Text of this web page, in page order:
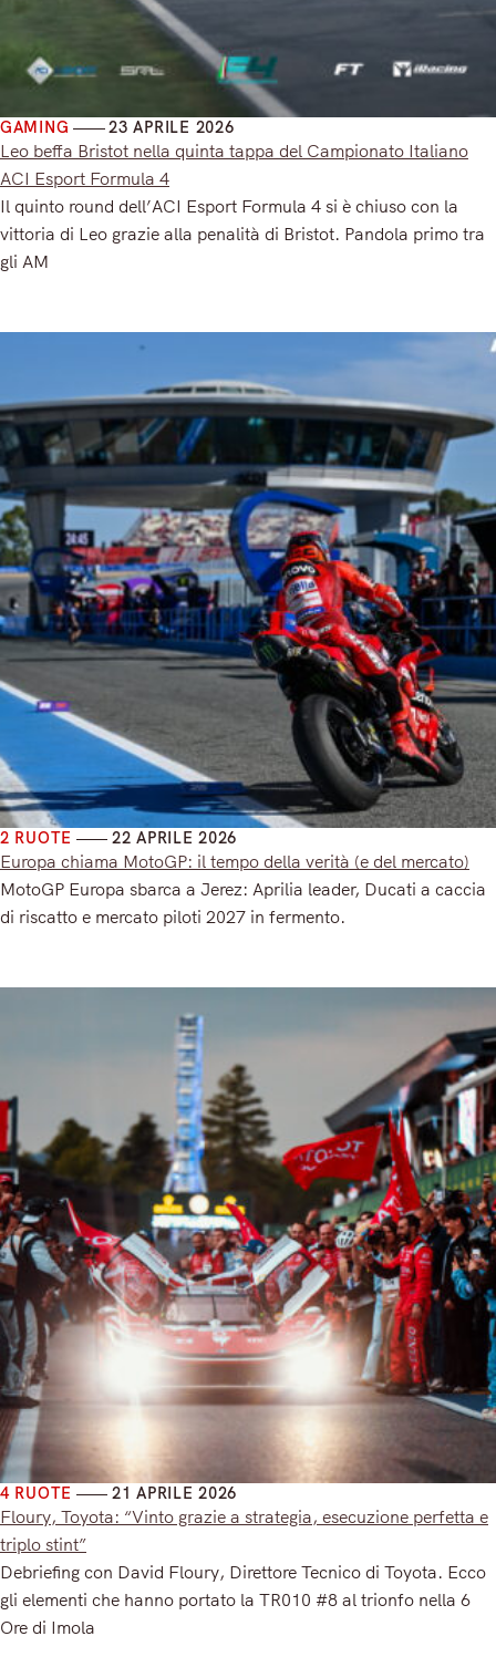
GAMING 23 APRILE 2026
Leo beffa Bristot nella quinta tappa del Campionato Italiano
ACI Esport Formula 4
Il quinto round dell’ACI Esport Formula 4 si è chiuso con la
vittoria di Leo grazie alla penalità di Bristot. Pandola primo tra
gli AM
2 RUOTE 22 APRILE 2026
Europa chiama MotoGP: il tempo della verità (e del mercato)
MotoGP Europa sbarca a Jerez: Aprilia leader, Ducati a caccia
di riscatto e mercato piloti 2027 in fermento.
4 RUOTE 21 APRILE 2026
Floury, Toyota: “Vinto grazie a strategia, esecuzione perfetta e
triplo stint”
Debriefing con David Floury, Direttore Tecnico di Toyota. Ecco
gli elementi che hanno portato la TR010 #8 al trionfo nella 6
Ore di Imola